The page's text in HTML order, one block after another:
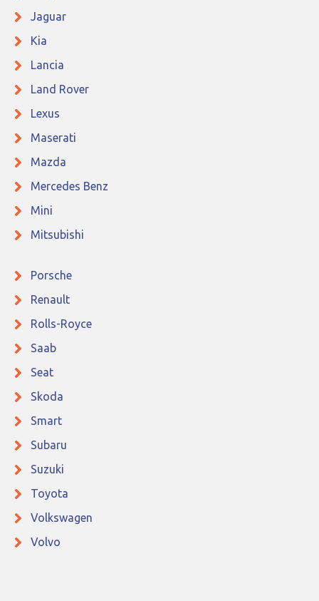
Jaguar
Kia
Lancia
Land Rover
Lexus
Maserati
Mazda
Mercedes Benz
Mini
Mitsubishi
Porsche
Renault
Rolls-Royce
Saab
Seat
Skoda
Smart
Subaru
Suzuki
Toyota
Volkswagen
Volvo